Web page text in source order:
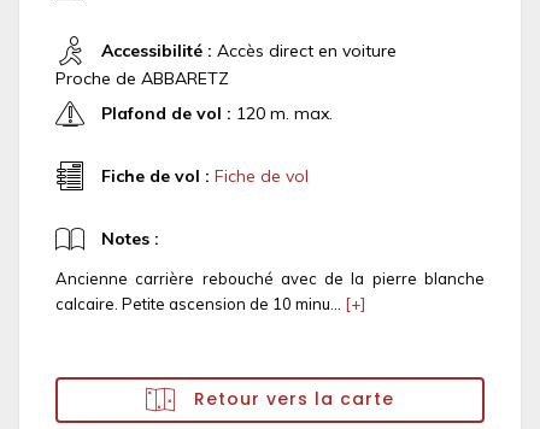
Accessibilité : Accès direct en voiture
Proche de ABBARETZ
Plafond de vol : 120 m. max.
Fiche de vol : Fiche de vol
Notes :
Ancienne carrière rebouché avec de la pierre blanche
calcaire. Petite ascension de 10 minu... [+]
Retour vers la carte